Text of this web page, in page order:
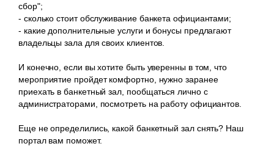
сбор";
- сколько стоит обслуживание банкета официантами;
- какие дополнительные услуги и бонусы предлагают
владельцы зала для своих клиентов.
И конечно, если вы хотите быть уверенны в том, что
мероприятие пройдет комфортно, нужно заранее
приехать в банкетный зал, пообщаться лично с
администраторами, посмотреть на работу официантов.
Еще не определились, какой банкетный зал снять? Наш
портал вам поможет.